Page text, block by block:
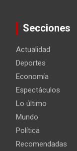
Secciones
Actualidad
Deportes
Economía
Espectáculos
Lo último
Mundo
Política
Recomendadas